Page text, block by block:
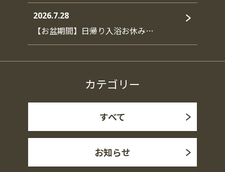
2026.7.28
【お盆期間】日帰り入浴お休み…
カテゴリー
すべて
お知らせ